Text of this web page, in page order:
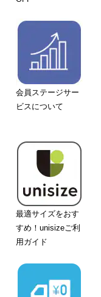
会員ステージサー
ビスについて
最適サイズをおす
すめ！unisizeご利
用ガイド